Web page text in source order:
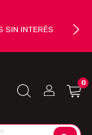
SIN INTERÉS
0